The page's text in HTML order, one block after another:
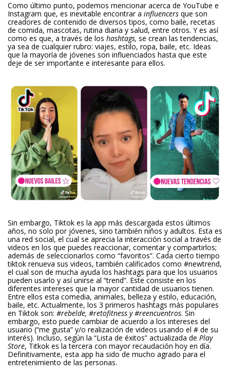
Como último punto, podemos mencionar acerca de YouTube e
Instagram que, es inevitable encontrar a influencers que son
creadores de contenido de diversos tipos, como baile, recetas
de comida, mascotas, rutina diaria y salud, entre otros. Y es así
como es que, a través de los hashtags, se crean las tendencias,
ya sea de cualquier rubro: viajes, estilo, ropa, baile, etc. Ideas
que la mayoría de jóvenes son influenciados hasta que este
deje de ser importante e interesante para ellos.
Sin embargo, Tiktok es la app más descargada estos últimos
años, no solo por jóvenes, sino también niños y adultos. Esta es
una red social, el cual se aprecia la interacción social a través de
videos en los que puedes reaccionar, comentar y compartirlos;
además de seleccionarlos como “favoritos”. Cada cierto tiempo
tiktok renueva sus videos, también calificados como #newtrend,
el cual son de mucha ayuda los hashtags para que los usuarios
pueden usarlo y así unirse al “trend”. Este consiste en los
diferentes intereses que la mayor cantidad de usuarios tienen.
Entre ellos esta comedia, animales, belleza y estilo, educación,
baile, etc. Actualmente, los 3 primeros hashtags más populares
en Tiktok son: #rebelde, #retofitness y #reencuentros. Sin
embargo, esto puede cambiar de acuerdo a los intereses del
usuario (“me gusta” y/o realización de videos usando el # de su
interés). Incluso, según la “Lista de éxitos” actualizada de Play
Store, Titkok es la tercera con mayor recaudación hoy en día.
Definitivamente, esta app ha sido de mucho agrado para el
entretenimiento de las personas.